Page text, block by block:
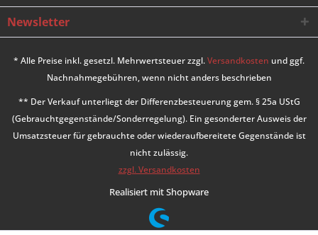
Newsletter
* Alle Preise inkl. gesetzl. Mehrwertsteuer zzgl.Versandkosten und ggf.
Nachnahmegebühren, wenn nicht anders beschrieben
** Der Verkauf unterliegt der Differenzbesteuerung gem. § 25a UStG
(Gebrauchtgegenstände/Sonderregelung). Ein gesonderter Ausweis der
Umsatzsteuer für gebrauchte oder wiederaufbereitete Gegenstände ist
nicht zulässig.
zzgl. Versandkosten
Realisiert mit Shopware